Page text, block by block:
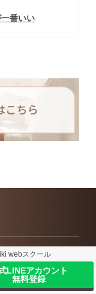
番いい
webスクール
LINEアカウント
無料登録